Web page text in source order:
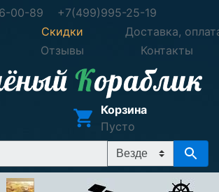
00-89
+7(499)995-25-19
Скидки
Доставка,
Отзывы Контакты
Корзина
Пусто